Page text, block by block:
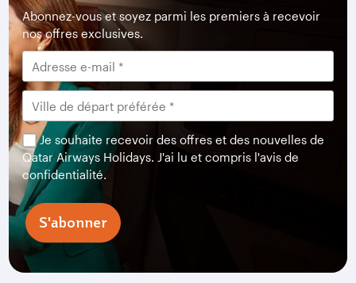
Abonnez-vous et soyez parmi les premiers à recevoir
nos offres exclusives.
Je souhaite recevoir des offres et des nouvelles de
Qatar Airways Holidays. J'ai lu et compris l'avis de
confidentialité.
S'abonner